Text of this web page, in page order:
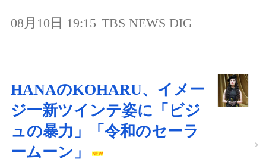
08月10日 19:15 TBS NEWS DIG
HANAのKOHARU、イメー
ジ一新ツインテ姿に「ビジ
ュの暴力」「令和のセーラ
ームーン」